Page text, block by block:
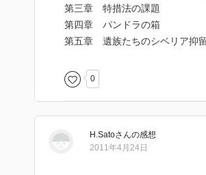
そのようなことを言うと，「お
叱りを受けるかもしれませんが
抑留者が求めているのは，苦し
本当に望むのは銭金ではないこ
今を生きる我々ができることは
しばって生きてきた彼らを尊敬
も，歴史を学び，この国の未来
第三章 特措法の課題
第四章 パンドラの箱
第五章 遺族たちのシベリア抑
0
H.Satoさんの感想
2011年4月24日